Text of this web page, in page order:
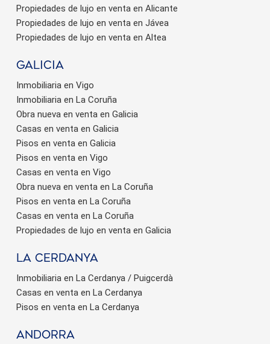
Propiedades de lujo en venta en Alicante
Propiedades de lujo en venta en Jávea
Propiedades de lujo en venta en Altea
Galicia
Inmobiliaria en Vigo
Inmobiliaria en La Coruña
Obra nueva en venta en Galicia
Casas en venta en Galicia
Pisos en venta en Galicia
Pisos en venta en Vigo
Casas en venta en Vigo
Obra nueva en venta en La Coruña
Pisos en venta en La Coruña
Casas en venta en La Coruña
Propiedades de lujo en venta en Galicia
La Cerdanya
Inmobiliaria en La Cerdanya / Puigcerdà
Casas en venta en La Cerdanya
Pisos en venta en La Cerdanya
Andorra